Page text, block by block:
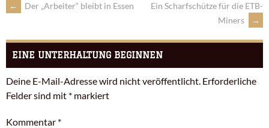
← Der „Arbeiter“ bleibt in Essen
Ein Scharfschütze für die ETB-
Miners
→
EINE UNTERHALTUNG BEGINNEN
Deine E-Mail-Adresse wird nicht veröffentlicht. Erforderliche
Felder sind mit * markiert
Kommentar *